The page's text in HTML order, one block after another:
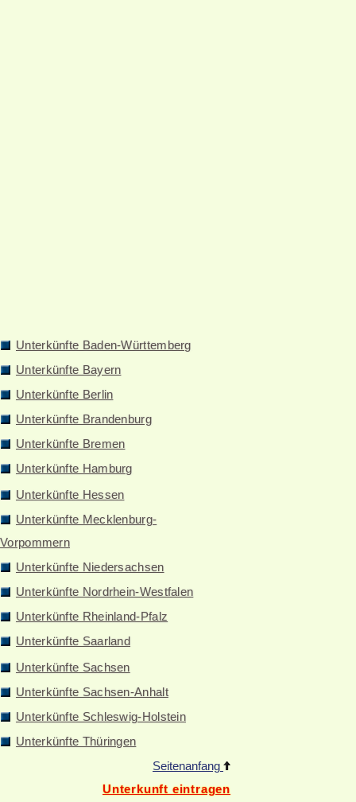
Unterkünfte Baden-Württemberg
Unterkünfte Bayern
Unterkünfte Berlin
Unterkünfte Brandenburg
Unterkünfte Bremen
Unterkünfte Hamburg
Unterkünfte Hessen
Unterkünfte Mecklenburg-
Vorpommern
Unterkünfte Niedersachsen
Unterkünfte Nordrhein-Westfalen
Unterkünfte Rheinland-Pfalz
Unterkünfte Saarland
Unterkünfte Sachsen
Unterkünfte Sachsen-Anhalt
Unterkünfte Schleswig-Holstein
Unterkünfte Thüringen
Seitenanfang
Unterkunft eintragen